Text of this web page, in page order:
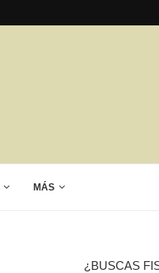
MÁS
¿BUSCAS